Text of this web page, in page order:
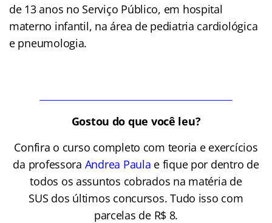
de 13 anos no Serviço Público, em hospital
materno infantil, na área de pediatria cardiológica
e pneumologia.
Gostou do que você leu?
Confira o curso completo com teoria e exercícios
da professora Andrea Paula e fique por dentro de
todos os assuntos cobrados na matéria de
SUS dos últimos concursos. Tudo isso com
parcelas de R$ 8.